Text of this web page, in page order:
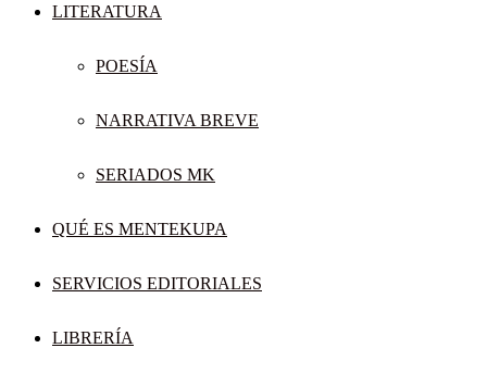
LITERATURA
POESÍA
NARRATIVA BREVE
SERIADOS MK
QUÉ ES MENTEKUPA
SERVICIOS EDITORIALES
LIBRERÍA